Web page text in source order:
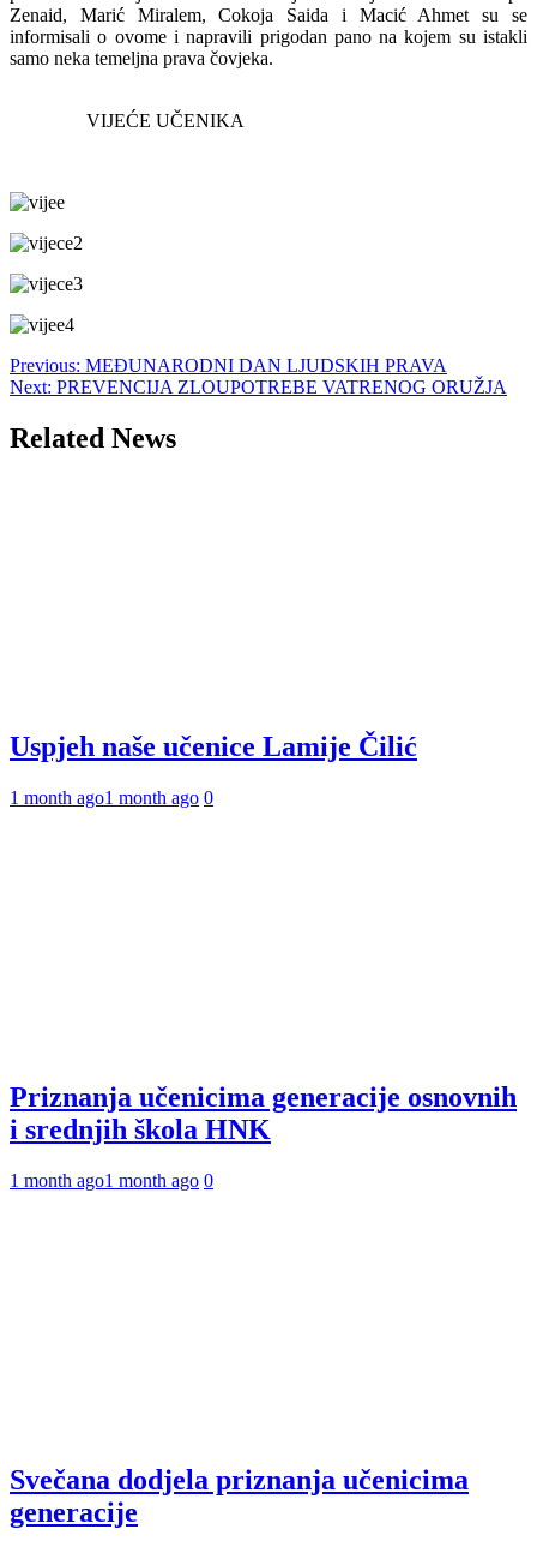
Zenaid, Marić Miralem, Cokoja Saida i Macić Ahmet su se
informisali o ovome i napravili prigodan pano na kojem su istakli
samo neka temeljna prava čovjeka.
VIJEĆE UČENIKA
Post
navigation
Previous: MEĐUNARODNI DAN LJUDSKIH PRAVA
Next: PREVENCIJA ZLOUPOTREBE VATRENOG ORUŽJA
Related News
Uspjeh naše učenice Lamije Čilić
1 month ago1 month ago 0
Priznanja učenicima generacije osnovnih
i srednjih škola HNK
1 month ago1 month ago 0
Svečana dodjela priznanja učenicima
generacije